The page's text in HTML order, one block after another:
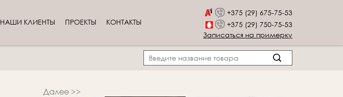
НАШИ КЛИЕНТЫ ПРОЕКТЫ КОНТАКТЫ
+375 (29) 675-75-53
+375 (29) 750-75-53
Записаться на примерку
Далее >>